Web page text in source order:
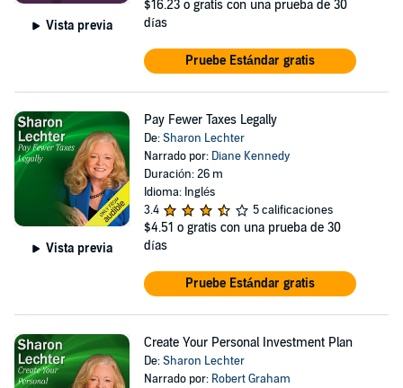
Vista previa
$16.23 o gratis con una prueba de 30
días
Pruebe Estándar gratis
Vista previa
Pay Fewer Taxes Legally
De:Sharon Lechter
Narrado por: Diane Kennedy
Duración: 26 m
Idioma: Inglés
3.4
5 calificaciones
$4.51 o gratis con una prueba de 30
días
Pruebe Estándar gratis
Create Your Personal Investment Plan
De:Sharon Lechter
Narrado por: Robert Graham